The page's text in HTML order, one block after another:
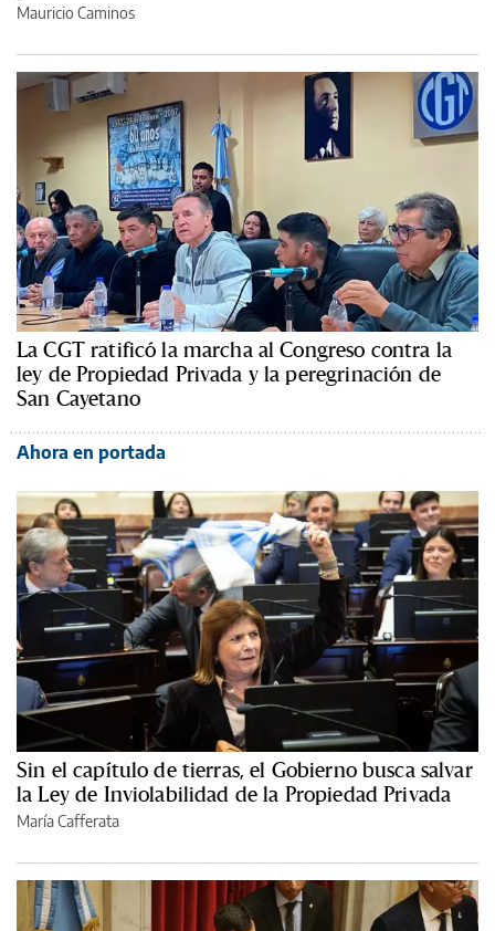
Mauricio Caminos
La CGT ratificó la marcha al Congreso contra la
ley de Propiedad Privada y la peregrinación de
San Cayetano
Ahora en portada
Sin el capítulo de tierras, el Gobierno busca salvar
la Ley de Inviolabilidad de la Propiedad Privada
María Cafferata